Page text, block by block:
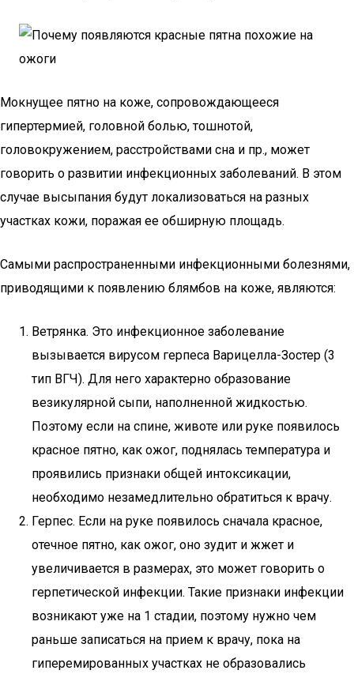
Мокнущее пятно на коже, сопровождающееся
гипертермией, головной болью, тошнотой,
головокружением, расстройствами сна и пр., может
говорить о развитии инфекционных заболеваний. В этом
случае высыпания будут локализоваться на разных
участках кожи, поражая ее обширную площадь.
Самыми распространенными инфекционными болезнями,
приводящими к появлению блямбов на коже, являются:
Ветрянка. Это инфекционное заболевание
вызывается вирусом герпеса Варицелла-Зостер (3
тип ВГЧ). Для него характерно образование
везикулярной сыпи, наполненной жидкостью.
Поэтому если на спине, животе или руке появилось
красное пятно, как ожог, поднялась температура и
проявились признаки общей интоксикации,
необходимо незамедлительно обратиться к врачу.
Герпес. Если на руке появилось сначала красное,
отечное пятно, как ожог, оно зудит и жжет и
увеличивается в размерах, это может говорить о
герпетической инфекции. Такие признаки инфекции
возникают уже на 1 стадии, поэтому нужно чем
раньше записаться на прием к врачу, пока на
гиперемированных участках не образовались